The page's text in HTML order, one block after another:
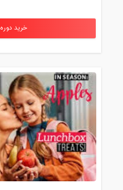
خرید دوره